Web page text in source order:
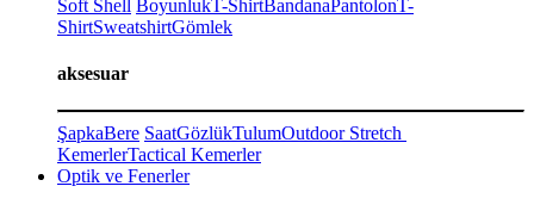
Soft Shell BoyunlukT-ShirtBandana PantolonT-
ShirtSweatshirtGömlek
aksesuar
ŞapkaBere SaatGözlükTulumOutdoor Stretch
KemerlerTactical Kemerler
Optik ve Fenerler